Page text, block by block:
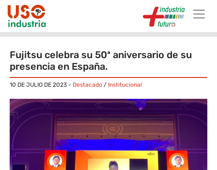
Skip to main content
Fujitsu celebra su 50ª aniversario de su
presencia en España.
10 DE JULIO DE 2023 - Destacado / Institucional